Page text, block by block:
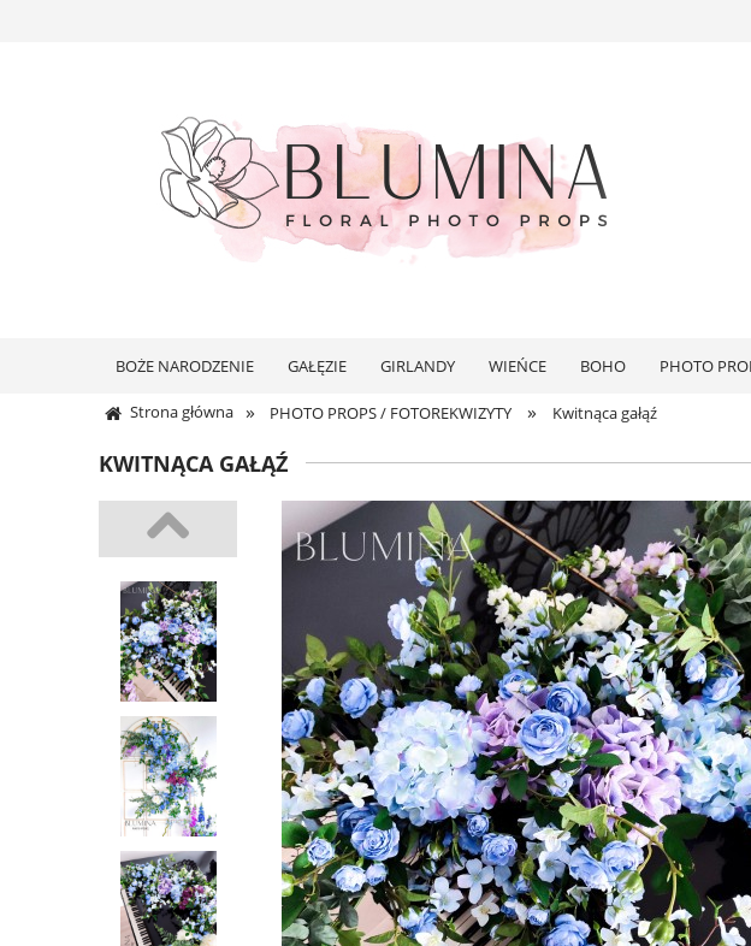
BOŻE NARODZENIE GAŁĘZIE GIRLANDY WIEŃCE BOHO PHOTO
Strona główna » PHOTO PROPS / FOTOREKWIZYTY » Kwitnąca gałąź
KWITNĄCA GAŁĄŹ